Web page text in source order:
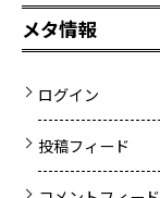
メタ情報
ログイン
投稿フィード